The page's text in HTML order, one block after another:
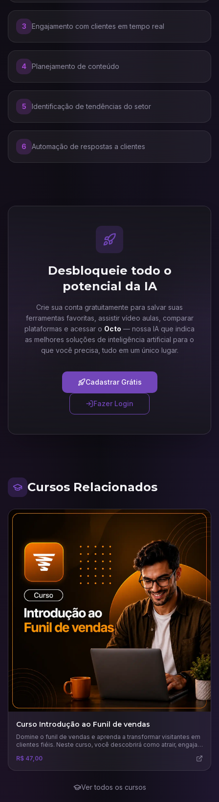
3 Engajamento com clientes em tempo real
4 Planejamento de conteúdo
5 Identificação de tendências do setor
6 Automação de respostas a clientes
Desbloqueie todo o
potencial da IA
Crie sua conta gratuitamente para salvar suas
ferramentas favoritas, assistir vídeo aulas, comparar
plataformas e acessar o Octo — nossa IA que indica
as melhores soluções de inteligência artificial para o
que você precisa, tudo em um único lugar.
Cadastrar Grátis
Fazer Login
Cursos Relacionados
Curso Introdução ao Funil de vendas
Domine o funil de vendas e aprenda a transformar visitantes em
clientes fiéis. Neste curso, você descobrirá como atrair, engajar
tráfego pago e análise de métricas para maximizar resultados
R$ 47,00
Ver todos os cursos